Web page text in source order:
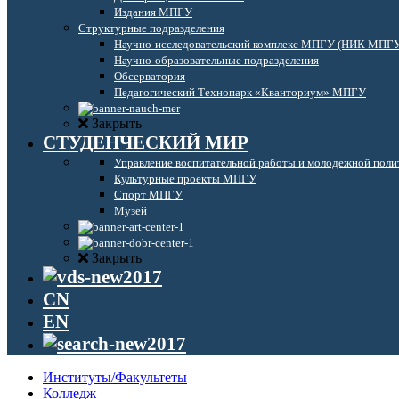
Издания МПГУ
Структурные подразделения
Научно-исследовательский комплекс МПГУ (НИК
Научно-образовательные подразделения
Обсерватория
Педагогический Технопарк «Кванториум» МПГУ
Закрыть
СТУДЕНЧЕСКИЙ МИР
Управление воспитательной работы и молодежной
Культурные проекты МПГУ
Спорт МПГУ
Музей
Закрыть
CN
EN
Институты/Факультеты
Колледж